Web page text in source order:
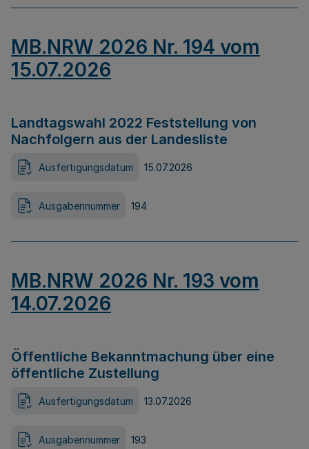
MB.NRW 2026 Nr. 194 vom
15.07.2026
Landtagswahl 2022 Feststellung von
Nachfolgern aus der Landesliste
Ausfertigungsdatum 15.07.2026
Ausgabennummer 194
MB.NRW 2026 Nr. 193 vom
14.07.2026
Öffentliche Bekanntmachung über eine
öffentliche Zustellung
Ausfertigungsdatum 13.07.2026
Ausgabennummer 193